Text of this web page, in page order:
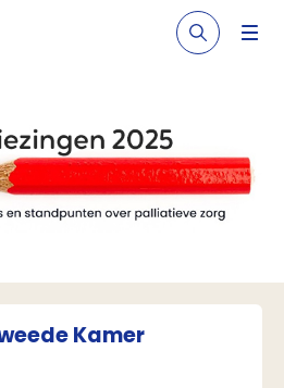
Kamer